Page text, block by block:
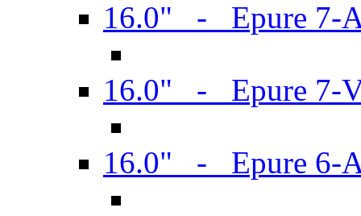
16.0" - Epure 7-
16.0" - Epure 7-
16.0" - Epure 6-